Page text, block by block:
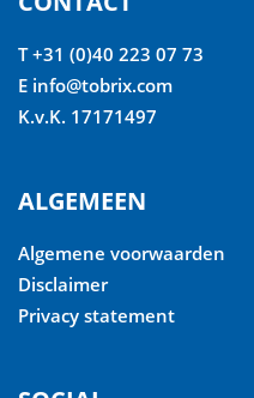
T +31 (0)40 223 07 73
E info@tobrix.com
K.v.K. 17171497
ALGEMEEN
Algemene voorwaarden
Disclaimer
Privacy statement